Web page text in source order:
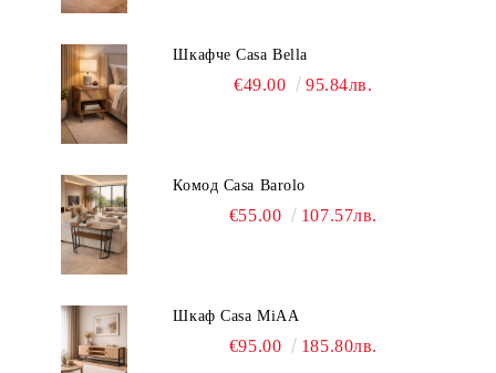
Шкафче Casa Bella
€49.00 95.84лв.
Комод Casa Barolo
€55.00 107.57лв.
Шкаф Casa MiAA
€95.00 185.80лв.